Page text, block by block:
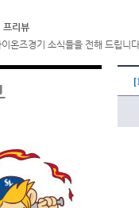
프리뷰
온즈경기 소식들을 전해 드립니다.